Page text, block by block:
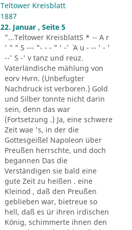
Teltower Kreisblatt
1887
22. Januar , Seite 5
"...Teltower KreisblattS * -- A r
' " " S --- "- - - " ' -' ´ A u - -- ' - '
--' S -' v tanz und reuz.
Vaterländische mählung von
eorv Hvrn. (Unbefugter
Nachdruck ist verboren.) Gold
und Silber tonnte nicht darin
sein, denn das war
(Fortsetzung .) Ja, eine schwere
Zeit wae 's, in der die
Gottesgeißel Napoleon über
Preußen herrschte, und doch
begannen Das die
Verständigen sie bald eine
gute Zeit zu heißen . eine
Kleinod , daß den Preußen
geblieben war, bietreue so
hell, daß es ür ihren irdischen
König, schimmerte ihnen den